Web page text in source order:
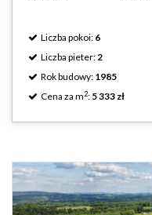
Liczba pokoi: 6
Liczba pieter:2
Rok budowy: 1985
Cena za m2: 5 333 zł